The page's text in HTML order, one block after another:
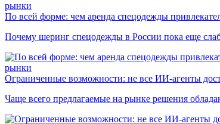
рынки
По всей форме: чем аренда спецодежды
Почему шеринг спецодежды в России пока еще
рынки
Ограниченные возможности: не все ИИ-агенты
Чаще всего предлагаемые на рынке решения